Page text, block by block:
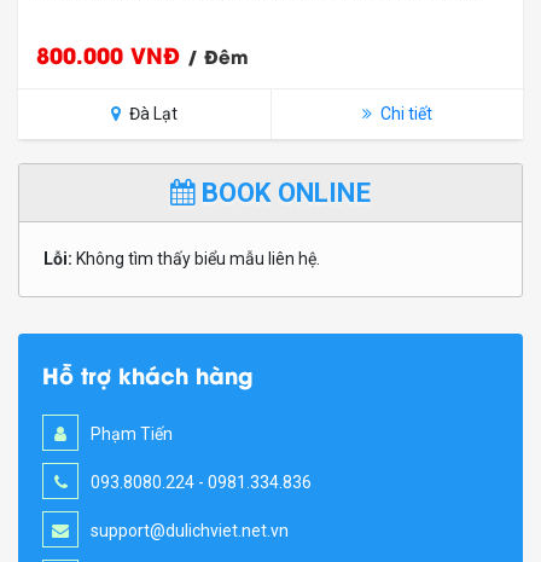
800.000 VNĐ / Đêm
Đà Lạt Chi tiết
BOOK ONLINE
Lỗi: Không tìm thấy biểu mẫu liên hệ.
Hỗ trợ khách hàng
Phạm Tiến
093.8080.224 - 0981.334.836
support@dulichviet.net.vn